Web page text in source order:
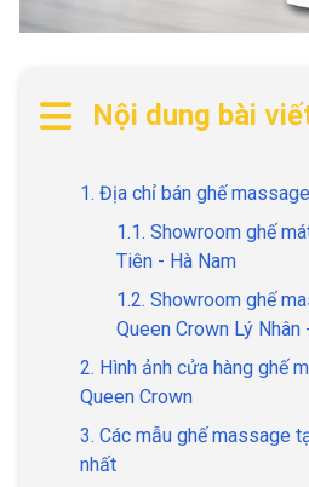
Nội dung bài
1. Địa chỉ bán ghế
1.1. Showroom ghế
Tiên - Hà Nam
1.2. Showroom ghế
Queen Crown Lý Nhân
2. Hình ảnh cửa hàng ghế
Queen Crown
3. Các mẫu ghế massage
nhất